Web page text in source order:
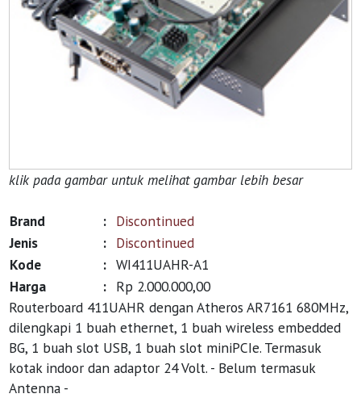
klik pada gambar untuk melihat gambar lebih besar
Brand : Discontinued
Jenis
: Discontinued
Kode
: WI411UAHR-A1
Harga
: Rp 2.000.000,00
Routerboard 411UAHR dengan Atheros AR7161 680MHz,
dilengkapi 1 buah ethernet, 1 buah wireless embedded
BG, 1 buah slot USB, 1 buah slot miniPCIe. Termasuk
kotak indoor dan adaptor 24 Volt. - Belum termasuk
Antenna -